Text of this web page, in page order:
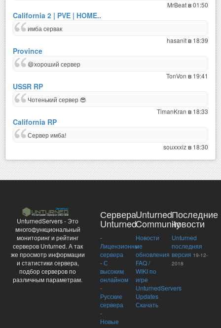
MrBeatв01:50
California 2 | PVE | HOME..
имба сервак
hasanitв 18:39
Province
😄хороший сервер
TonVon в 19:41
USSR RP
Чотенький сервер 😎
TimanKran в 18:33
California RP
Сервер имба!
souxxxizв 18:30
UnturnedServers - Это
многофункциональный
мониторинг и рейтинг
серверов Unturned. А так
же просмотр информации
и статистики сервера,
подбор серверов по
различным параметрам.
Сервера
Unturned
-
Лицензионные
сервера
-С
высоким
онлайном
-
Русские
сервера
-
Новые
Unturned
Community
Новости
и
обновления
FAQ /
WIKI по
игре
UnturnedServers
Updates
Скачать
Последние
новости
Unturned
последняя
версия 19-12-
2018